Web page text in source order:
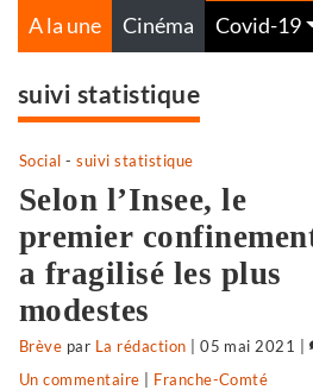
A la une Cinéma Covid-19
suivi statistique
Social -suivi statistique
Selon l’Insee, le
premier
a fragilisé les plus
modestes
Brève par La rédaction |05 mai 2021
Un commentaire
sur
Franche-Comté